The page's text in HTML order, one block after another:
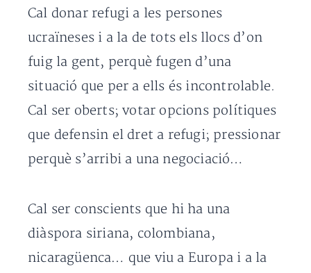
Cal donar refugi a les persones
ucraïneses i a la de tots els llocs d’on
fuig la gent, perquè fugen d’una
situació que per a ells és incontrolable.
Cal ser oberts; votar opcions polítiques
que defensin el dret a refugi; pressionar
perquè s’arribi a una negociació…
Cal ser conscients que hi ha una
diàspora siriana, colombiana,
nicaragüenca… que viu a Europa i a la